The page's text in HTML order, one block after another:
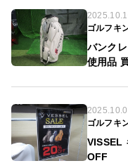
ゴルフキ
バンク
使用品
ゴルフキ
VISSEL
OFF